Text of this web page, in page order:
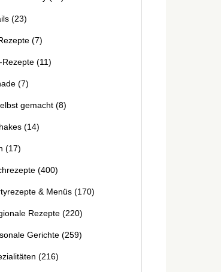
(23)
(7)
Rezepte (11)
(7)
gemacht (8)
(14)
(17)
(400)
& Menüs (170)
Rezepte (220)
Gerichte (259)
(216)